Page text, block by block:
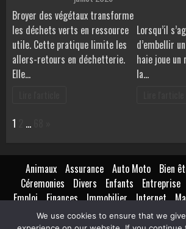
Broyer des végétaux transforme
les déchets verts en ressource
utile. Cette pratique limite les
allers-retours en déchetterie.
Elle…
Lorsqu’il
d’embellir
haie joue
la…
Page:
1 …
Animaux Assurance Auto Moto Bien
Céremonies
Divers Enfants Entreprise
Emploi Finances Immobilier Internet
Loisirs Maison Extérieur Intérieur
We use cookies to ensure that we